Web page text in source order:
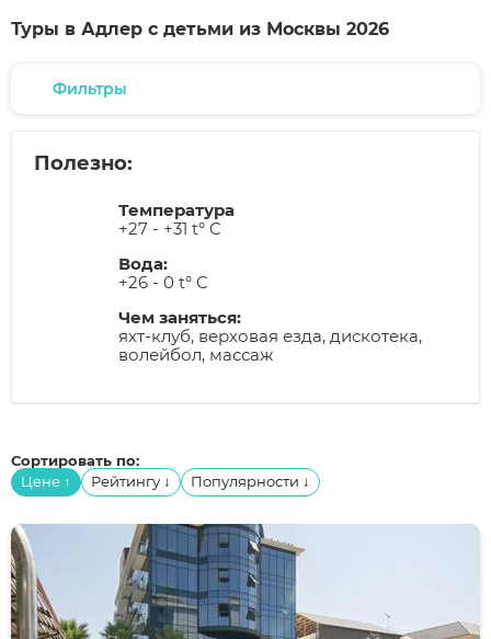
Туры в Адлер с детьми из Москвы 2026
Фильтры
Полезно:
Температура
+27 - +31 t° C
Вода:
+26 - 0 t° C
Чем заняться:
яхт-клуб, верховая езда, дискотека,
волейбол, массаж
Сортировать по:
Цене ↑ Рейтингу ↓ Популярности ↓